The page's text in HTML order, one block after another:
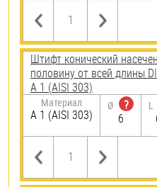
Штифт конический
половину от всей длины
А 1 (AISI 303)
Материал
А 1 (AISI 303)
Ø
?
6
L